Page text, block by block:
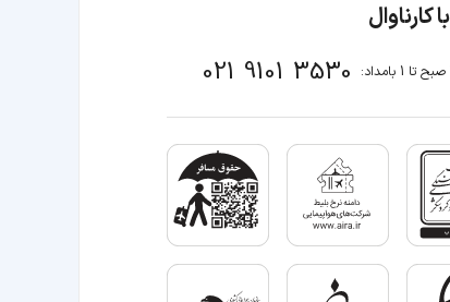
021 9101 3530